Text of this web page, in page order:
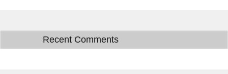
Recent Comments